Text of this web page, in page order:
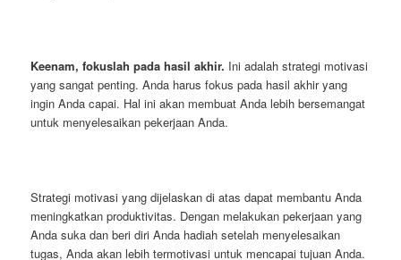
Keenam, fokuslah pada hasil akhir. Ini adalah strategi motivasi
yang sangat penting. Anda harus fokus pada hasil akhir yang
ingin Anda capai. Hal ini akan membuat Anda lebih bersemangat
untuk menyelesaikan pekerjaan Anda.
Strategi motivasi yang dijelaskan di atas dapat membantu Anda
meningkatkan produktivitas. Dengan melakukan pekerjaan yang
Anda suka dan beri diri Anda hadiah setelah menyelesaikan
tugas, Anda akan lebih termotivasi untuk mencapai tujuan Anda.